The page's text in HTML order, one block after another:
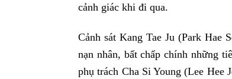
cảnh giác khi đi qua.
Cảnh sát Kang Tae Ju (Park Hae
nạn nhân, bất chấp chính những
phụ trách Cha Si Young (Lee